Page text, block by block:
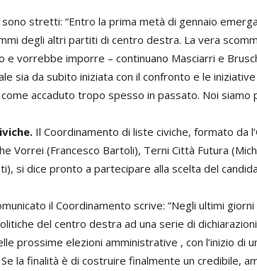
stretti: “Entro la prima metà di gennaio
degli altri partiti di centro destra. La vera
e vorrebbe imporre – continuano Masciarri e
sia da subito iniziata con il confronto e le
accaduto tropo spesso in passato. Noi siamo
Il Coordinamento di liste civiche, formato da
Vorrei (Francesco Bartoli), Terni Città Futura
si dice pronto a partecipare alla scelta del
il Coordinamento scrive: “Negli ultimi
del centro destra ad una serie di
prossime elezioni amministrative , con l’inizio di
Se la finalità è di costruire finalmente un credibile,